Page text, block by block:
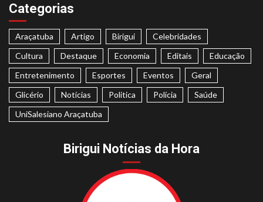
Categorias
Araçatuba Artigo Birigui
Celebridades
Cultura
Destaque Economia Editais
Educação
Entretenimento
Esportes Eventos
Geral
Glicério
Notícias Politica Polícia
Saúde
UniSalesiano Araçatuba
Birigui Notícias da Hora